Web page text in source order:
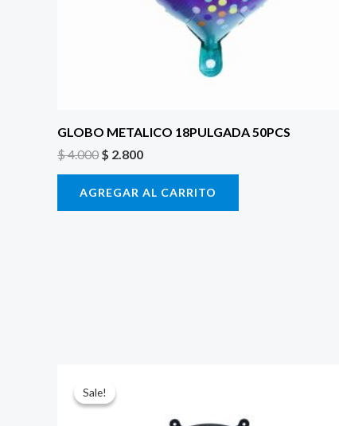
GLOBO METALICO 18PULGADA 50PCS
$4.000 $ 2.800
AGREGAR AL CARRITO
Sale!
Sale!precio
original